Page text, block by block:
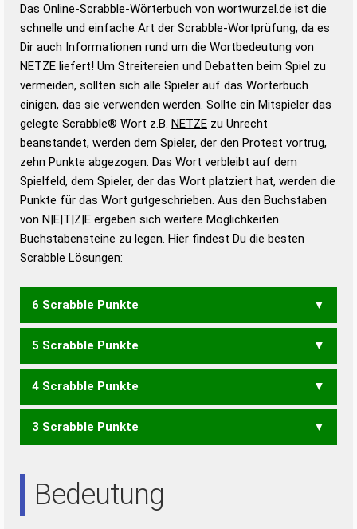
Wortwurzel liefert mit Hilfe eines semantischen
Wortanalyse-Algorithmus gute Anhaltspunkte zu
Wortbedeutung, Worttrennung und Wortform, um die
Gültigkeit eines Wortes für das Scrabble-Spiel zu
bestimmen!
zugelassene Turnier Scrabble-
Wörterbücher sind:
Duden – Standardwerk in 12 Bänden
Duden – Richtiges und gutes
Deutsch
Duden – Die deutsche Grammatik
Duden – Deutsches
Das Online-Scrabble-Wörterbuch von wortwurzel.de ist die
schnelle und einfache Art der Scrabble-Wortprüfung, da es
Dir auch Informationen rund um die Wortbedeutung von
NETZE liefert! Um Streitereien und Debatten beim Spiel zu
vermeiden, sollten sich alle Spieler auf das Wörterbuch
einigen, das sie verwenden werden. Sollte ein Mitspieler das
gelegte Scrabble® Wort z.B. NETZE zu Unrecht
beanstandet, werden dem Spieler, der den Protest vortrug,
zehn Punkte abgezogen. Das Wort verbleibt auf dem
Spielfeld, dem Spieler, der das Wort platziert hat, werden die
Punkte für das Wort gutgeschrieben. Aus den Buchstaben
von N|E|T|Z|E ergeben sich weitere Möglichkeiten
Buchstabensteine zu legen. Hier findest Du die besten
Scrabble Lösungen:
6 Scrabble Punkte
ZENT
5 Scrabble Punkte
ZEN
4 Scrabble Punkte
ENTE TEEN
3 Scrabble Punkte
Bedeutung